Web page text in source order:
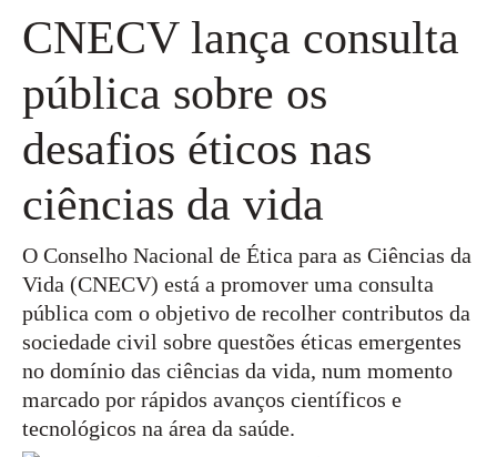
CNECV lança consulta
pública sobre os
desafios éticos nas
ciências da vida
O Conselho Nacional de Ética para as Ciências da
Vida (CNECV) está a promover uma consulta
pública com o objetivo de recolher contributos da
sociedade civil sobre questões éticas emergentes
no domínio das ciências da vida, num momento
marcado por rápidos avanços científicos e
tecnológicos na área da saúde.